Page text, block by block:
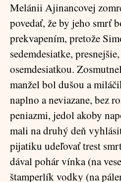
Melánii Ajinancovej
povedať, že by jeho smrť
prekvapením, pretože
sedemdesiatke,
osemdesiatkou.
manžel bol dušou a
naplno a neviazane, bez
peniazmi, jedol akoby
mali na druhý deň
pijatiku udeľovať trest
dával pohár vínka (na
štamperlík vodky (na